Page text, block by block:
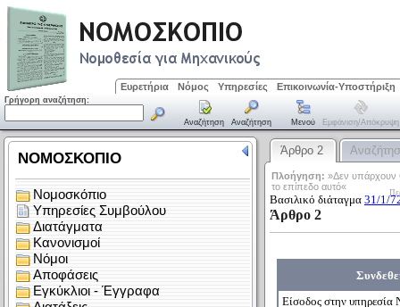
Ευρετήρια Νόμος Υπηρεσίες Επικοινωνία-Υποστήριξη
Γρήγορη αναζήτηση:
Αναζήτηση Αναζήτηση Μενού Εμφάνιση/απόκρυψη
Άρθρο 2